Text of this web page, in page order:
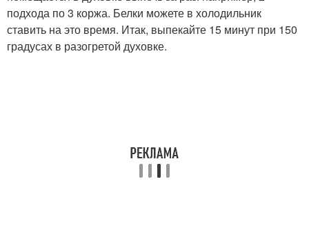
подхода по 3 коржа. Белки можете в холодильник
ставить на это время. Итак, выпекайте 15 минут при 150
градусах в разогретой духовке.